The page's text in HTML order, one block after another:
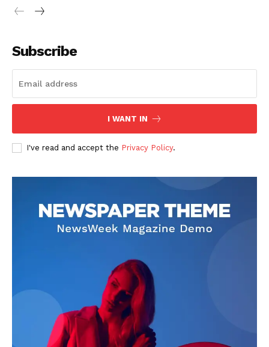
Subscribe
I WANT IN
I've read and accept the Privacy Policy.